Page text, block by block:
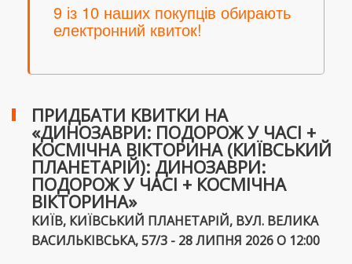
9 із 10 наших покупців обирають
електронний квиток!
ПРИДБАТИ КВИТКИ НА
«ДИНОЗАВРИ: ПОДОРОЖ У ЧАСІ +
КОСМІЧНА ВІКТОРИНА (КИЇВСЬКИЙ
ПЛАНЕТАРІЙ): ДИНОЗАВРИ:
ПОДОРОЖ У ЧАСІ + КОСМІЧНА
ВІКТОРИНА»
КИЇВ, КИЇВСЬКИЙ ПЛАНЕТАРІЙ, ВУЛ. ВЕЛИКА
ВАСИЛЬКІВСЬКА, 57/3 - 28 ЛИПНЯ 2026 О 12:00